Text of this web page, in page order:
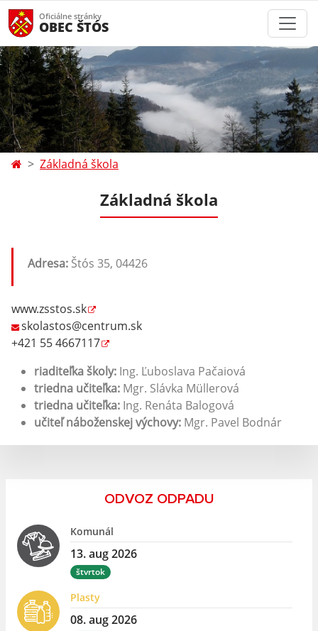
Oficiálne stránky
OBEC ŠTÓS
Základná škola
Základná škola
Adresa: Štós 35, 04426
www.zsstos.sk
skolastos@centrum.sk
+421 55 4667117
riaditeľka školy: Ing. Ľuboslava Pačaiová
triedna učiteľka: Mgr. Slávka Müllerová
triedna učiteľka: Ing. Renáta Balogová
učiteľ náboženskej výchovy: Mgr. Pavel Bodnár
ODVOZ ODPADU
Komunál
13. aug 2026
štvrtok
Plasty
08. aug 2026